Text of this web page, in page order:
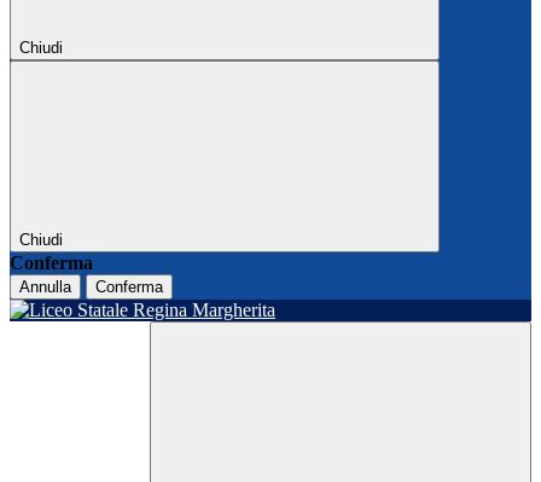
Chiudi
Chiudi
Conferma
Annulla Conferma